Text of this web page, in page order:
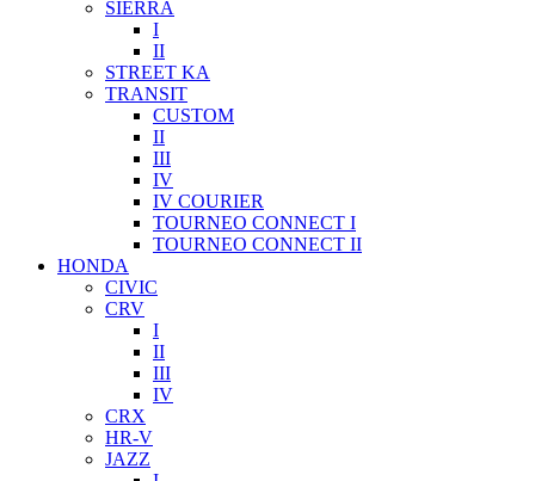
SIERRA
I
II
STREET KA
TRANSIT
CUSTOM
II
III
IV
IV COURIER
TOURNEO CONNECT I
TOURNEO CONNECT II
HONDA
CIVIC
CRV
I
II
III
IV
CRX
HR-V
JAZZ